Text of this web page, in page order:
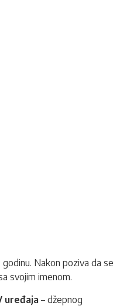
godinu. Nakon poziva da se
svojim imenom.
uređaja– džepnog